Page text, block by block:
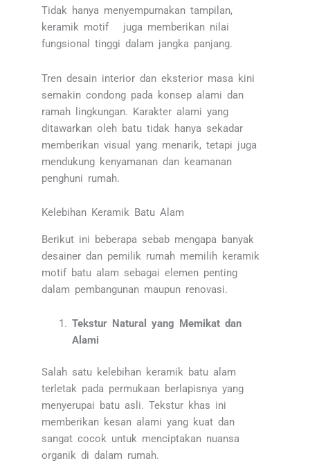
Tidak hanya menyempurnakan tampilan,
keramik motif juga memberikan nilai
fungsional tinggi dalam jangka panjang.
Tren desain interior dan eksterior masa kini
semakin condong pada konsep alami dan
ramah lingkungan. Karakter alami yang
ditawarkan oleh batu tidak hanya sekadar
memberikan visual yang menarik, tetapi juga
mendukung kenyamanan dan keamanan
penghuni rumah.
Kelebihan Keramik Batu Alam
Berikut ini beberapa sebab mengapa banyak
desainer dan pemilik rumah memilih keramik
motif batu alam sebagai elemen penting
dalam pembangunan maupun renovasi.
Tekstur Natural yang Memikat dan
Alami
Salah satu kelebihan keramik batu alam
terletak pada permukaan berlapisnya yang
menyerupai batu asli. Tekstur khas ini
memberikan kesan alami yang kuat dan
sangat cocok untuk menciptakan nuansa
organik di dalam rumah.